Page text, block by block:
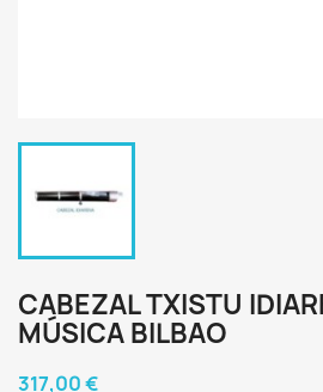
CABEZAL TXISTU
MÚSICA BILBAO
317,00 €